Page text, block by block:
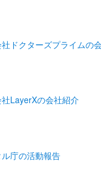
ドクターズプライムの
LayerXの会社紹介
庁の活動報告